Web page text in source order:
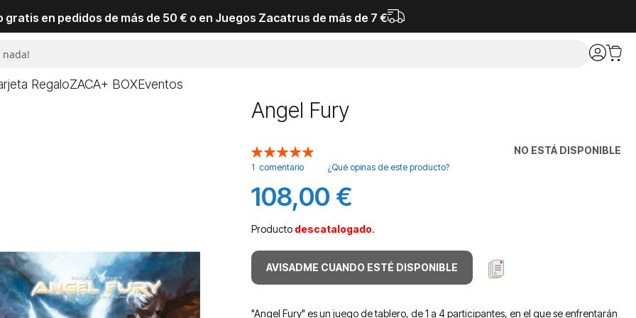
gratis en pedidos de más de 50 € o en Juegos Zacatrus de más de 7 €
RegaloZACA+ BOXEventos
Angel Fury
NO ESTÁ DISPONIBLE
Valoración:
100
% of100
1 comentario ¿Qué opinas de este producto?
108,00 €
Producto descatalogado.
AVISADME CUANDO ESTÉ DISPONIBLE
"Angel Fury" es un juego de tablero, de 1 a 4 participantes, en el que se enfrentarán